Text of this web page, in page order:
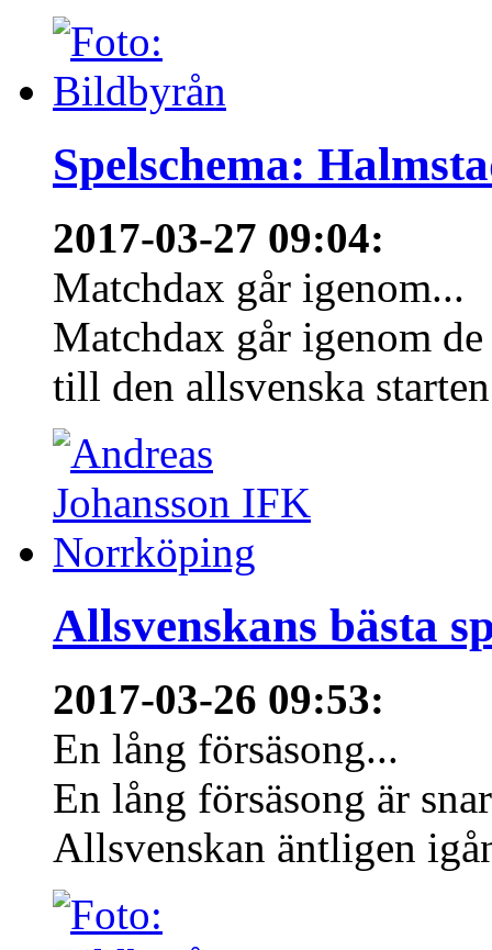
Spelschema:
2017-03-27 09:04:
Matchdax går igenom...
Matchdax går igenom
till den allsvenska
Allsvenskans bästa
2017-03-26 09:53:
En lång försäsong...
En lång försäsong är
Allsvenskan äntligen